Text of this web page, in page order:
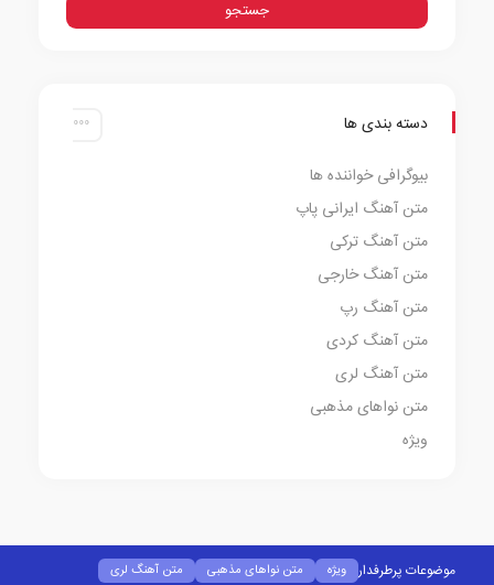
دسته بندی ها
بیوگرافی خواننده ها
متن آهنگ ایرانی پاپ
متن آهنگ ترکی
متن آهنگ خارجی
متن آهنگ رپ
متن آهنگ کردی
متن آهنگ لری
متن نواهای مذهبی
ویژه
موضوعات پرطرفدار ویژه متن نواهای مذهبی متن آهنگ لری